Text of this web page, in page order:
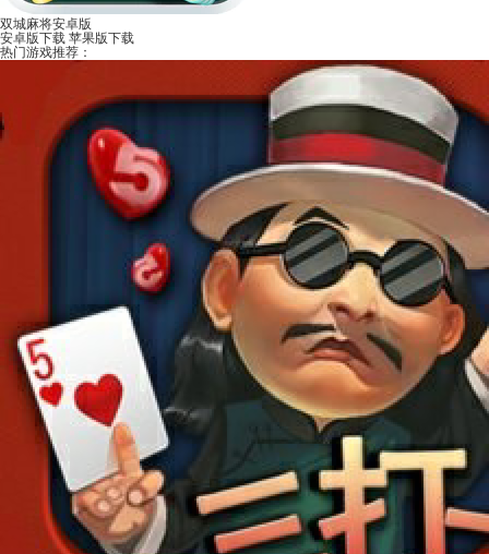
双城麻将安卓版
安卓版下载 苹果版下载
热门游戏推荐：